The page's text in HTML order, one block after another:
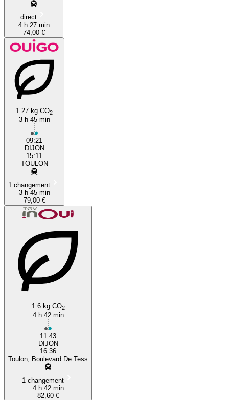
direct
4 h 27 min
74,00 €
1.27 kg CO2
3 h 45 min
09:21
DIJON
15:11
TOULON
1 changement
3 h 45 min
79,00 €
1.6 kg CO2
4 h 42 min
11:43
DIJON
16:36
Toulon, Boulevard De Tess
1 changement
4 h 42 min
82,60 €